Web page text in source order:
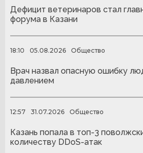
Дефицит ветеринаров стал
форума в Казани
18:10 05.08.2026 Общество
Врач назвал опасную ошибку
давлением
12:57 31.07.2026 Общество
Казань попала в топ-3
количеству DDoS-атак